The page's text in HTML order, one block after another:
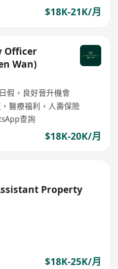
$18K-21K/月
Officer
Wan)
假，良好晉升機會
醫療福利，人壽保險
查詢
$18K-20K/月
Property
$18K-25K/月